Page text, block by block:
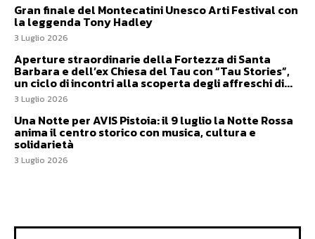
Gran finale del Montecatini Unesco Arti Festival con
la leggenda Tony Hadley
3 Luglio 2026
Aperture straordinarie della Fortezza di Santa
Barbara e dell’ex Chiesa del Tau con “Tau Stories”,
un ciclo di incontri alla scoperta degli affreschi di...
3 Luglio 2026
Una Notte per AVIS Pistoia: il 9 luglio la Notte Rossa
anima il centro storico con musica, cultura e
solidarietà
3 Luglio 2026